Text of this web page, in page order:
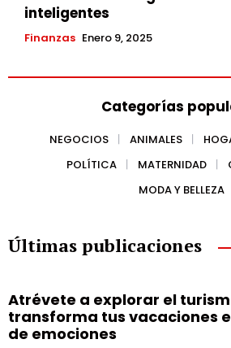
inteligentes
Finanzas Enero 9, 2025
Categorías
NEGOCIOS ANIMALES
POLÍTICA
MATERNIDAD
MODA Y BELLEZA
Últimas publicaciones
Atrévete a explorar el
transforma tus vacaciones
de emociones